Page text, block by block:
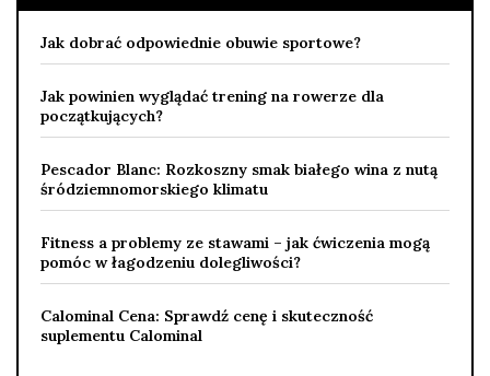
Jak dobrać odpowiednie obuwie sportowe?
Jak powinien wyglądać trening na rowerze dla
początkujących?
Pescador Blanc: Rozkoszny smak białego wina z nutą
śródziemnomorskiego klimatu
Fitness a problemy ze stawami – jak ćwiczenia mogą
pomóc w łagodzeniu dolegliwości?
Calominal Cena: Sprawdź cenę i skuteczność
suplementu Calominal